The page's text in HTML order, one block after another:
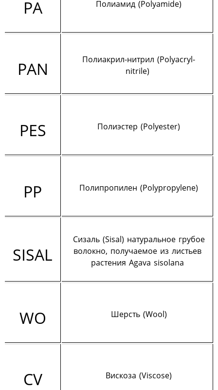
PA Полиамид (Polyamide)
PAN
Полиакрил-нитрил (Polyacryl-
nitrile)
PES Полиэстер (Polyester)
PP Полипропилен (Polypropylene)
SISAL
Сизаль (Sisal) натуральное грубое
волокно, получаемое из листьев
растения Agava sisolana
WO Шерсть (Wool)
CV Вискоза (Viscose)